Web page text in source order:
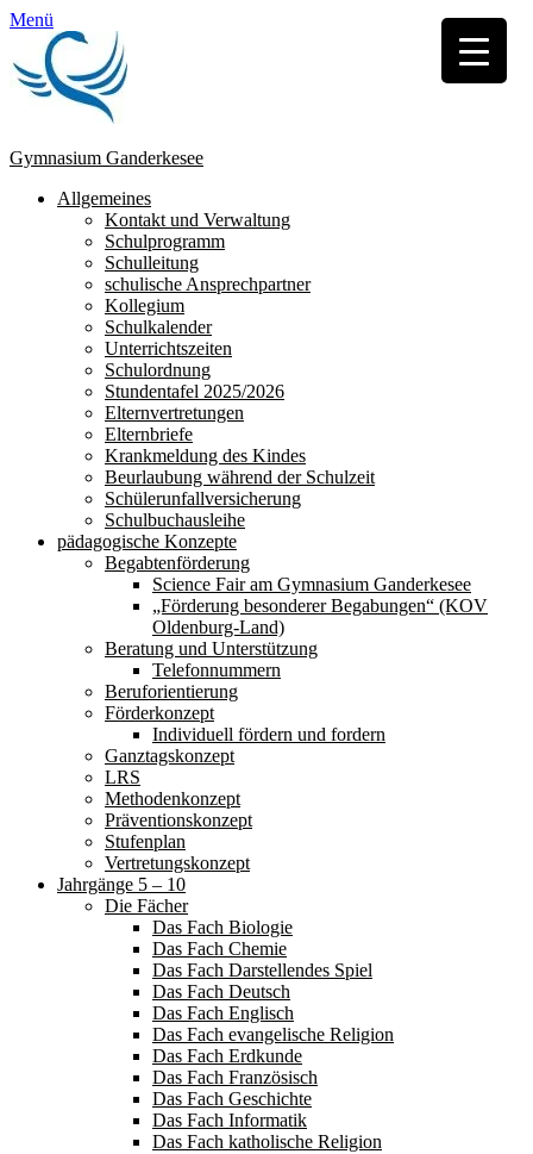
Menü
Gymnasium Ganderkesee
Erstes
Zum
Allgemeines
Kontakt und Verwaltung
Schulprogramm
Schulleitung
schulische Ansprechpartner
Kollegium
Schulkalender
Unterrichtszeiten
Schulordnung
Stundentafel 2025/2026
Elternvertretungen
Elternbriefe
Krankmeldung des Kindes
Beurlaubung während der Schulzeit
Schülerunfallversicherung
Schulbuchausleihe
pädagogische Konzepte
Begabtenförderung
Science Fair am Gymnasium Ganderkesee
„Förderung besonderer Begabungen“ (KOV
Oldenburg-Land)
Beratung und Unterstützung
Telefonnummern
Beruforientierung
Förderkonzept
Individuell fördern und fordern
Ganztagskonzept
LRS
Methodenkonzept
Präventionskonzept
Stufenplan
Vertretungskonzept
Jahrgänge 5 – 10
Die Fächer
Das Fach Biologie
Das Fach Chemie
Das Fach Darstellendes Spiel
Das Fach Deutsch
Das Fach Englisch
Das Fach evangelische Religion
Das Fach Erdkunde
Das Fach Französisch
Das Fach Geschichte
Das Fach Informatik
Das Fach katholische Religion